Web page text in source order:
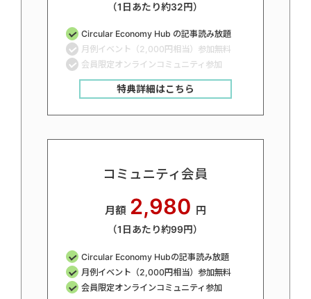
（1日あたり約32円）
Circular Economy Hub の記事読み放題
月例イベント（2,000円相当）参加無料
会員限定オンラインコミュニティ参加
特典詳細はこちら
コミュニティ会員
月額 2,980 円
（1日あたり約99円）
Circular Economy Hubの記事読み放題
月例イベント（2,000円相当）参加無料
会員限定オンラインコミュニティ参加